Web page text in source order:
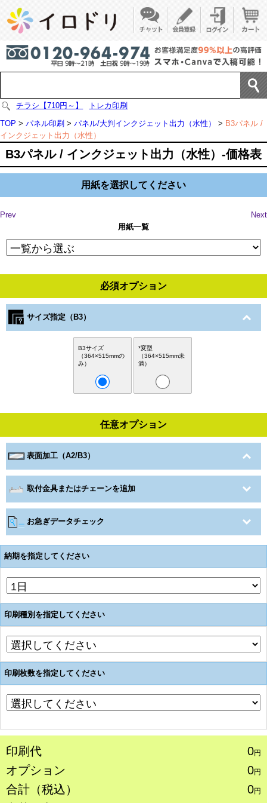
チラシ【710円～】
トレカ印刷
TOP > パネル印刷 > パネル/大判インクジェット出力（水性） > B3パネル /
インクジェット出力（水性）
B3パネル / インクジェット出力（水性）-価格表
用紙を選択してください
Prev
Next
用紙一覧
必須オプション
サイズ指定（B3）
B3サイズ
（364×515mmの
み）
*変型
（364×515mm未
満）
任意オプション
表面加工（A2/B3）
取付金具またはチェーンを追加
お急ぎデータチェック
納期を指定してください
印刷種別を指定してください
印刷枚数を指定してください
印刷代 0円
オプション 0円
合計（税込） 0円